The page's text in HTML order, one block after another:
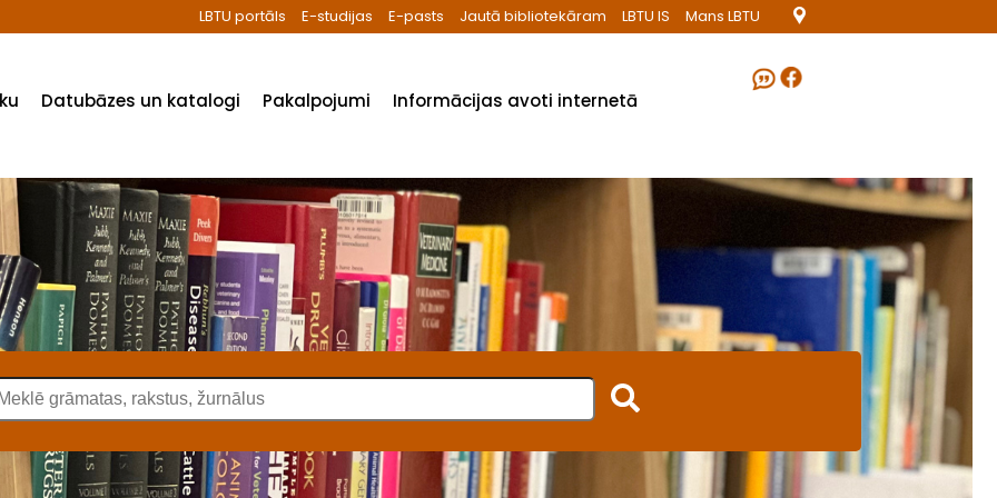
LBTU portāls E-studijas E-pasts Jautā bibliotekāram LBTU IS Mans LBTU
Datubāzes un katalogi Pakalpojumi
Informācijas avoti internetā